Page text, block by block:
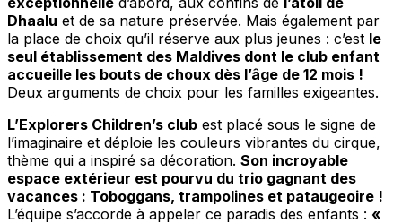
Dhaalu et de sa nature préservée. Mais également par
la place de choix qu’il réserve aux plus jeunes : c’est le
seul établissement des Maldives dont le club enfant
accueille les bouts de choux dès l’âge de 12 mois !
Deux arguments de choix pour les familles exigeantes.
L’Explorers Children’s club est placé sous le signe de
l’imaginaire et déploie les couleurs vibrantes du cirque,
thème qui a inspiré sa décoration. Son incroyable
espace extérieur est pourvu du trio gagnant des
vacances : Toboggans, trampolines et pataugeoire !
L’équipe s’accorde à appeler ce paradis des enfants : «